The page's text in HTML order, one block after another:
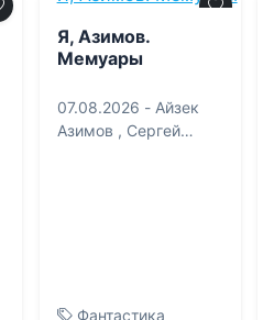
Я, Азимов.
Мемуары
07.08.2026 - Айзек
Азимов , Сергей
Фантастика